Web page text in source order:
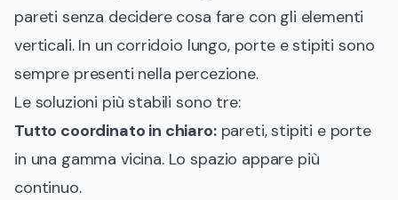
pareti senza decidere cosa fare con gli elementi
verticali. In un corridoio lungo, porte e stipiti sono
sempre presenti nella percezione.
Le soluzioni più stabili sono tre:
Tutto coordinato in chiaro:pareti, stipiti e porte
in una gamma vicina. Lo spazio appare più
continuo.